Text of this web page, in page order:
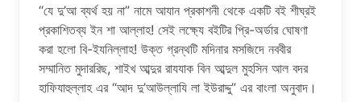
“যে দু’আ ব্যর্থ হয় না” নামে আযান প্রকাশনী থেকে একটি বই শীঘ্রই
প্রকাশিতব্য ইন শা আল্লাহ! সেই লক্ষ্যে বইটির প্রি-অর্ডার ঘোষণা
করা হলো বি-ইযনিল্লাহ! উক্ত গ্রন্থটি মদিনার মসজিদে নববীর
সম্মানিত মুদাররিছ, শাইখ আব্দুর রাযযাক বিন আব্দুল মুহসিন আল বদর
হাফিযাহুল্লাহ এর “আদ দু’আউল্লাযি লা ইউরাদ্দু” এর বাংলা অনুবাদ।